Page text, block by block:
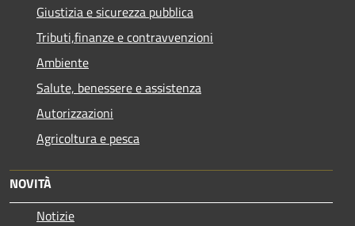
Giustizia e sicurezza pubblica
Tributi,finanze e contravvenzioni
Ambiente
Salute, benessere e assistenza
Autorizzazioni
Agricoltura e pesca
NOVITÀ
Notizie